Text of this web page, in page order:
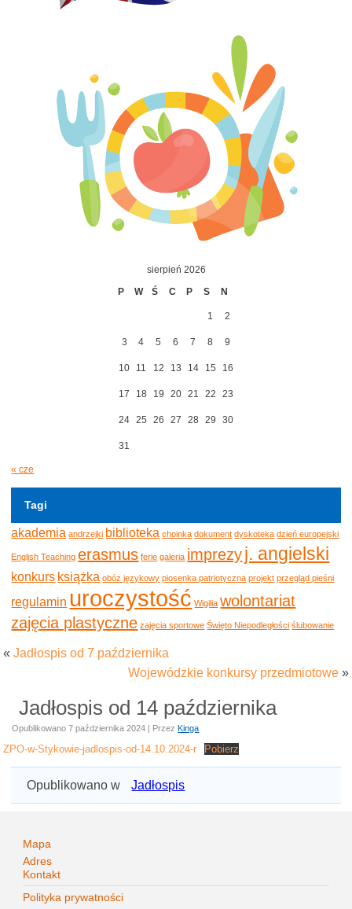
sierpień 2026
P
W Ś C P S N
1 2
3 4 5 6 7 8 9
10 11 12 13 14 15 16
17 18 19 20 21 22 23
24 25 26 27 28 29 30
31
« cze
Tagi
akademia andrzejki biblioteka choinka dokument dyskoteka dzień europejski
English Teaching erasmus ferie galeria imprezyj. angielski
konkurs książka obóz językowy piosenka patriotyczna projekt przegląd pieśni
regulamin uroczystość Wigilia wolontariat
zajęcia plastyczne zajęcia sportowe Święto Niepodległości ślubowanie
«Jadłospis od 7 października
Wojewódzkie konkursy przedmiotowe»
Jadłospis od 14 października
Opublikowano 7 października 2024 | Przez Kinga
ZPO-w-Stykowie-jadlospis-od-14.10.2024-r Pobierz
Opublikowano w Jadłospis
Mapa
Adres
Kontakt
Polityka prywatności